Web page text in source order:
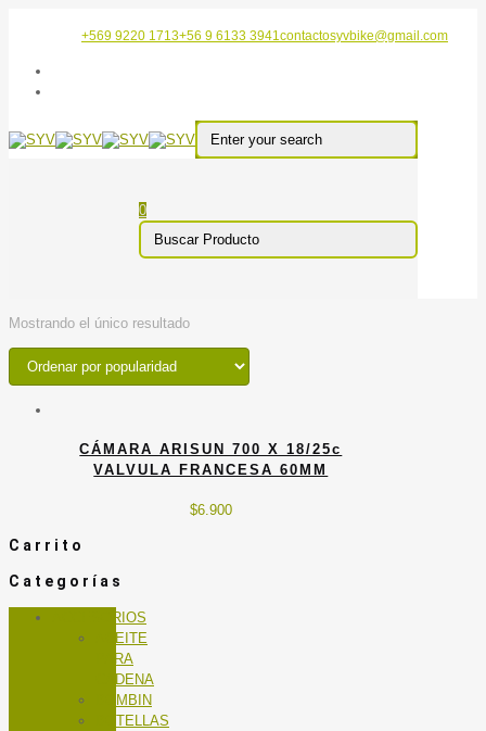
+569 9220 1713+56 9 6133 3941contactosyvbike@gmail.com
0
Mostrando el único resultado
CÁMARA ARISUN 700 X 18/25c
VALVULA FRANCESA 60MM
$6.900
Carrito
Categorías
ACCESORIOS
ACEITE
PARA
CADENA
BOMBIN
BOTELLAS